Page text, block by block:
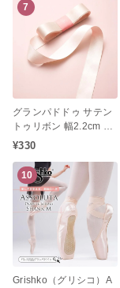
7
グランパドドゥ サテン
トゥリボン 幅2.2cm 長
さ250cm（1足分）
¥330
10
Grishko（グリシコ）A